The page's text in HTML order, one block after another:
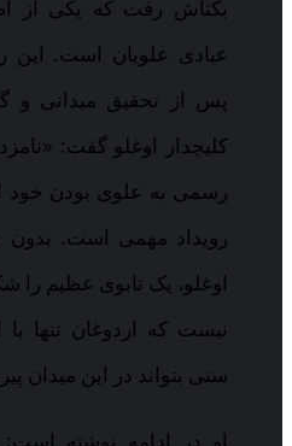
بکتاش رفت که یکی از
عبادی علویان است. این
پس از تحقیق میدانی و
کلیچدار اوغلو گفت:
رسمی به علوی بودن خود
رویداد مهمی است. بدون
اوغلو، یک تابوی عظیم را
نیست که اردوغان تنها با
سنی بتواند در این میدان
او در ادامه نوشته است: